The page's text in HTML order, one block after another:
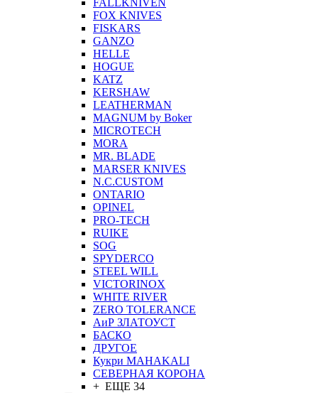
FALLKNIVEN
FOX KNIVES
FISKARS
GANZO
HELLE
HOGUE
KATZ
KERSHAW
LEATHERMAN
MAGNUM by Boker
MICROTECH
MORA
MR. BLADE
MARSER KNIVES
N.C.CUSTOM
ONTARIO
OPINEL
PRO-TECH
RUIKE
SOG
SPYDERCO
STEEL WILL
VICTORINOX
WHITE RIVER
ZERO TOLERANCE
АиР ЗЛАТОУСТ
БАСКО
ДРУГОЕ
Кукри MAHAKALI
СЕВЕРНАЯ КОРОНА
+ ЕЩЕ 34